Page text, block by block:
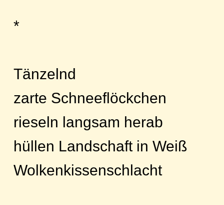
*
Tänzelnd
zarte Schneeflöckchen
rieseln langsam herab
hüllen Landschaft in Weiß
Wolkenkissenschlacht